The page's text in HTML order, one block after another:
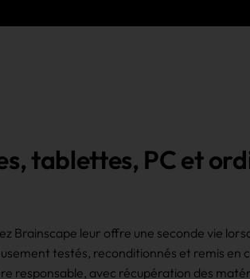
tablettes, PC et
Brainscape leur offre une seconde vie
testés, reconditionnés et remis en
responsable, avec récupération des